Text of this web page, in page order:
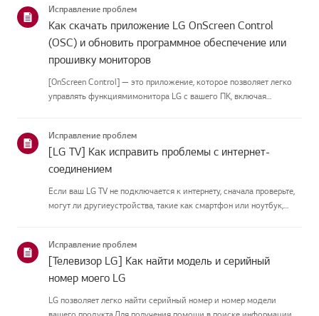
принимать UHD-сигн...
Исправление проблем
Как скачать приложение LG OnScreen Control
(OSC) и обновить программное обеспечение или
прошивку мониторов
[OnScreen Control] — это приложение, которое позволяет легко
управлять функциямимонитора LG с вашего ПК, включая
приложение для вашей ...
Исправление проблем
[LG TV] Как исправить проблемы с интернет-
соединением
Если ваш LG TV не подключается к интернету, сначала проверьте,
могут ли другиеустройства, такие как смартфон или ноутбук,
Исправление проблем
[Телевизор LG] Как найти модель и серийный
номер моего LG
LG позволяет легко найти серийный номер и номер модели